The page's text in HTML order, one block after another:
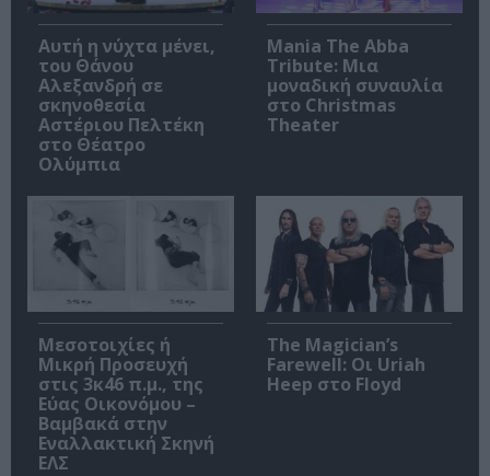
Αυτή η νύχτα μένει,
του Θάνου
Αλεξανδρή σε
σκηνοθεσία
Αστέριου Πελτέκη
στο Θέατρο
Ολύμπια
Mania The Abba
Tribute: Μια
μοναδική συναυλία
στο Christmas
Theater
Μεσοτοιχίες ή
Μικρή Προσευχή
στις 3κ46 π.μ., της
Εύας Οικονόμου –
Βαμβακά στην
Εναλλακτική Σκηνή
ΕΛΣ
The Magician’s
Farewell: Οι Uriah
Heep στο Floyd